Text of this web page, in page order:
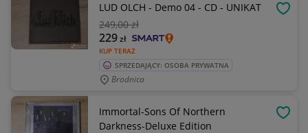
LUD OLCH - Demo 04 - CD - UNIKAT
249,00 zł
KUP TERAZ
229zł
SPRZEDAJĄCY: OSOBA PRYWATNA
Brodnica
Immortal-Sons Of Northern
Darkness-Deluxe Edition